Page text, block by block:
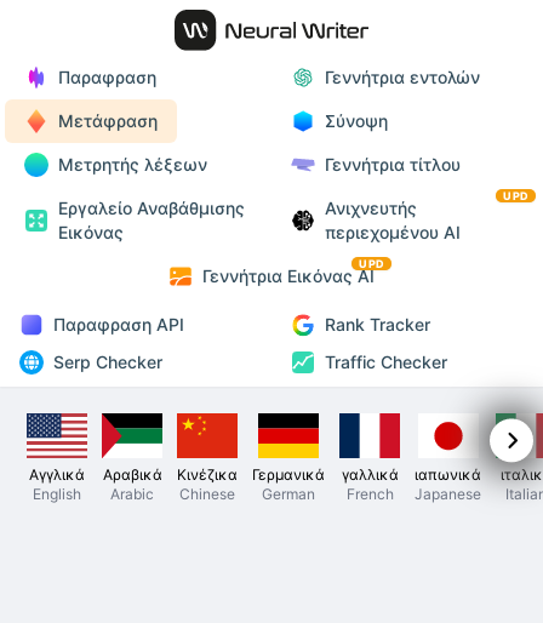
Παραφραση Γεννήτρια εντολών
Μετάφραση Σύνοψη
Μετρητής λέξεων Γεννήτρια τίτλου
Εργαλείο Αναβάθμισης
Εικόνας
Ανιχνευτής
περιεχομένου AI
UPD
Γεννήτρια Εικόνας AI
UPD
Παραφραση API
Rank Tracker
Serp Checker
Traffic Checker
Αγγλικά
English
Αραβικά
Arabic
Κινέζικα
Chinese
Γερμανικά
German
γαλλικά
French
ιαπωνικά
Japanese